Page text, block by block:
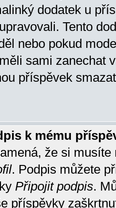
dodatek u
Tento
nebo pokud
sami zanechat
příspěvek
k mému
že si
. Podpis můžete
Připojit podpis.
příspěvky